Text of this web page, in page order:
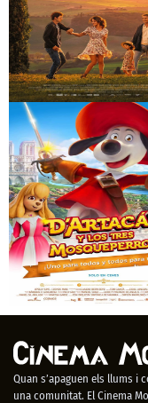
Una villa en la
Toscana
mosqueperros
Quan s’apaguen els llums i
una comunitat. El Cinema